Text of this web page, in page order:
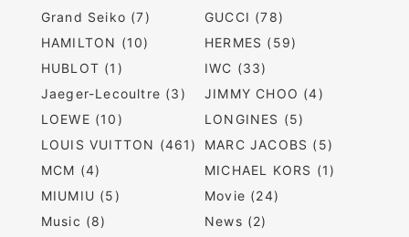
Grand Seiko (7)
GUCCI (78)
HAMILTON (10)
HERMES (59)
HUBLOT (1)
IWC (33)
Jaeger-Lecoultre (3)
JIMMY CHOO (4)
LOEWE (10)
LONGINES (5)
LOUIS VUITTON (461)
MARC JACOBS (5)
MCM (4)
MICHAEL KORS (1)
MIUMIU (5)
Movie (24)
Music (8)
News (2)